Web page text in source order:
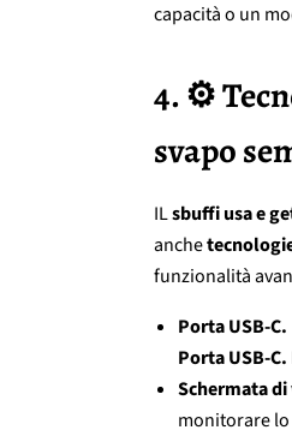
capacità o un
4. ⚙️
svapo
ILsbuffi usa e
anche
funzionalità
Porta USB-C.
Porta USB-C.
Schermata
monitorare